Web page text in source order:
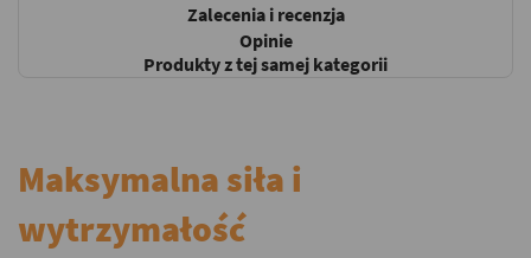
Zalecenia i recenzja
Opinie
Produkty z tej samej kategorii
Maksymalna siła i
wytrzymałość